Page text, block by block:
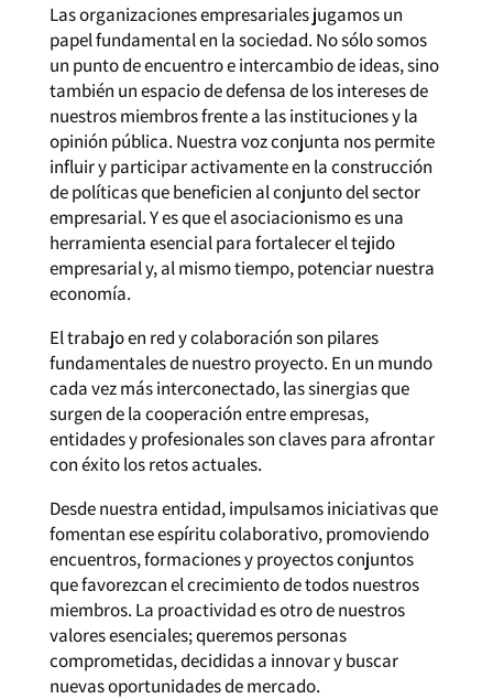
Las organizaciones empresariales jugamos un
papel fundamental en la sociedad. No sólo somos
un punto de encuentro e intercambio de ideas, sino
también un espacio de defensa de los intereses de
nuestros miembros frente a las instituciones y la
opinión pública. Nuestra voz conjunta nos permite
influir y participar activamente en la construcción
de políticas que beneficien al conjunto del sector
empresarial. Y es que el asociacionismo es una
herramienta esencial para fortalecer el tejido
empresarial y, al mismo tiempo, potenciar nuestra
economía.
El trabajo en red y colaboración son pilares
fundamentales de nuestro proyecto. En un mundo
cada vez más interconectado, las sinergias que
surgen de la cooperación entre empresas,
entidades y profesionales son claves para afrontar
con éxito los retos actuales.
Desde nuestra entidad, impulsamos iniciativas que
fomentan ese espíritu colaborativo, promoviendo
encuentros, formaciones y proyectos conjuntos
que favorezcan el crecimiento de todos nuestros
miembros. La proactividad es otro de nuestros
valores esenciales; queremos personas
comprometidas, decididas a innovar y buscar
nuevas oportunidades de mercado.